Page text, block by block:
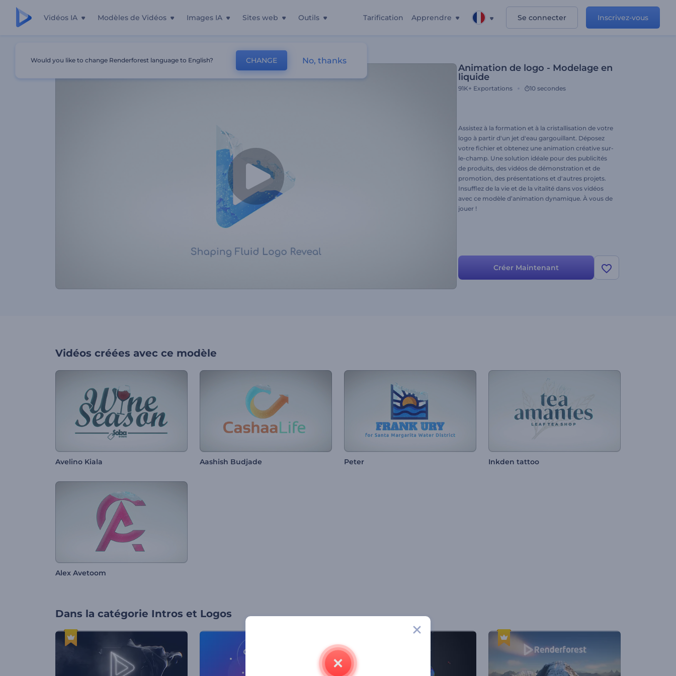
Vidéos IA Modèles de Vidéos Images IA Sites web Outils Tarification Apprendre Se connecter Inscrivez-vous
Animation De Logo - Modelage En Liquide
Animation de logo - Modelage en
liquide
91K+ Exportations 10 secondes
Assistez à la formation et à la cristallisation de votre
logo à partir d'un jet d'eau gargouillant. Déposez
votre fichier et obtenez une animation créative sur-
le-champ. Une solution idéale pour des publicités
de produits, des vidéos de démonstration et de
promotion, des présentations et d'autres projets.
Insufflez de la vie et de la vitalité dans vos vidéos
avec ce modèle d’animation dynamique. À vous de
jouer !
Créer Maintenant
Vidéos créées avec ce modèle
Avelino Kiala Aashish Budjade Peter Inkden tattoo
Alex Avetoom
Dans la catégorie Intros et Logos
Would you like to change Renderforest language to English? CHANGE No, thanks